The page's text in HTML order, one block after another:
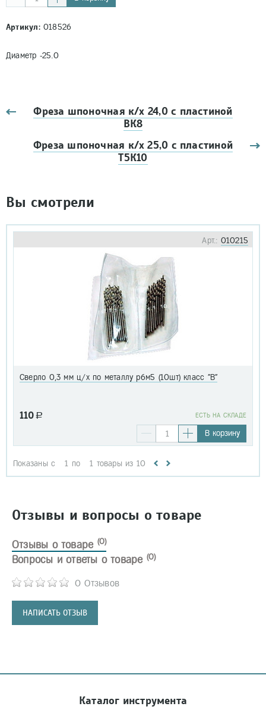
Артикул:018526
Диаметр -25.0
Фреза шпоночная к/х 24,0 с пластиной
ВК8
Фреза шпоночная к/х 25,0 с пластиной
Т5К10
Вы смотрели
Арт.: 010215
Сверло 0,3 мм ц/х по металлу р6м5 (10шт) класс "В"
110 a EСТЬ НА СКЛАДЕ
В корзину
Показаны с 1 по 1 товары из 10
Отзывы и вопросы о товаре
Отзывы о товаре (0)
0 Отзывов
НАПИСАТЬ ОТЗЫВ
Вопросы и ответы о товаре (0)
Каталог инструмента